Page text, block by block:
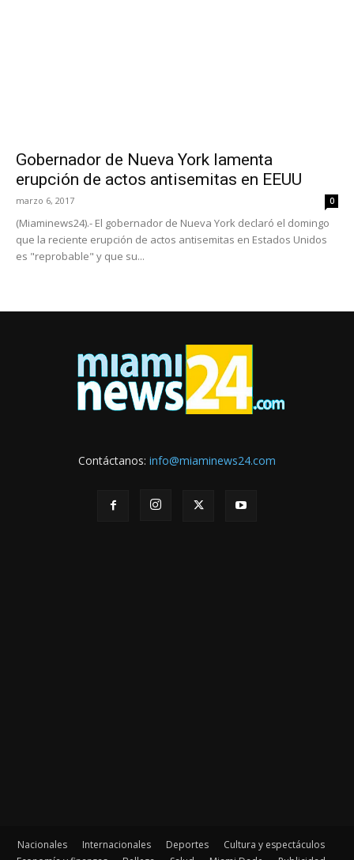
Gobernador de Nueva York lamenta
erupción de actos antisemitas en EEUU
marzo 6, 2017 0
(Miaminews24).- El gobernador de Nueva York declaró el domingo
que la reciente erupción de actos antisemitas en Estados Unidos
es "reprobable" y que su...
Contáctanos: info@miaminews24.com
Nacionales Internacionales Deportes
Cultura y espectáculos